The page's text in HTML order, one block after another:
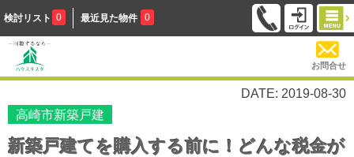
検討リスト 0 最近見た物件 0
お問合せ
DATE: 2019-08-30
高崎市新築戸建
新築戸建てを購入する前に！どんな税金が